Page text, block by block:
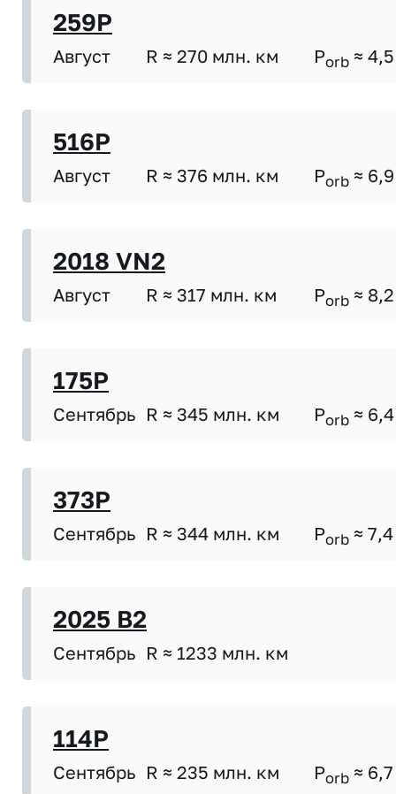
259P
Август R ≈ 270 млн. км Porb ≈ 4,5
516P
Август R ≈ 376 млн. км Porb ≈ 6,9
2018 VN2
Август R ≈ 317 млн. км Porb ≈ 8,2
175P
Сентябрь R ≈ 345 млн. км Porb ≈ 6,4
373P
Сентябрь R ≈ 344 млн. км Porb ≈ 7,4
2025 B2
Сентябрь R ≈ 1233 млн. км
114P
Сентябрь R ≈ 235 млн. км Porb ≈ 6,7